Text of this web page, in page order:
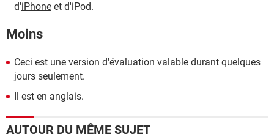
d'iPhone et d'iPod.
Moins
Ceci est une version d'évaluation valable durant quelques
jours seulement.
Il est en anglais.
AUTOUR DU MÊME SUJET